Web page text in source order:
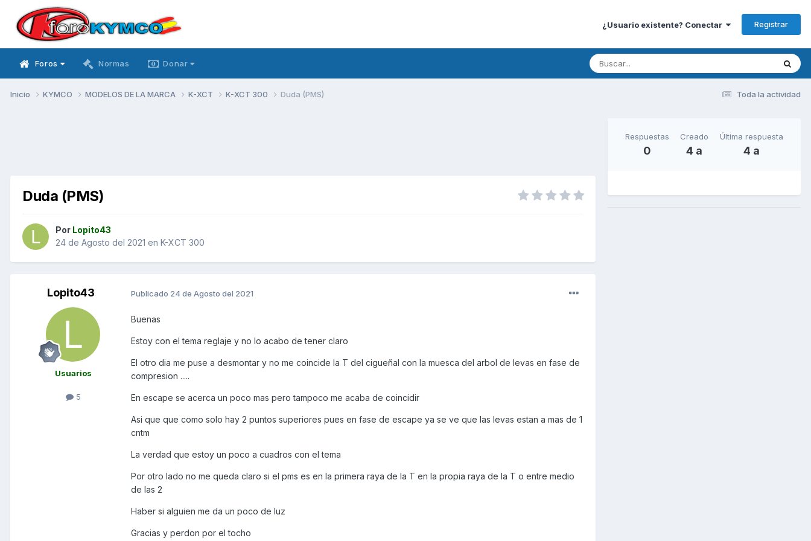
¿Usuario existente? Conectar Registrar
Foros Normas Donar
Toda la actividad
Inicio KYMCO MODELOS DE LA MARCA K-XCT K-XCT 300 Duda (PMS)
Duda (PMS)
Por Lopito43
24 de Agosto del 2021 en K-XCT 300
Lopito43
Usuarios
5
Publicado 24 de Agosto del 2021
Buenas
Estoy con el tema reglaje y no lo acabo de tener claro
El otro dia me puse a desmontar y no me coincide la T del cigueñal con la muesca del arbol de levas en fase de
compresion .....
En escape se acerca un poco mas pero tampoco me acaba de coincidir
Asi que que como solo hay 2 puntos superiores pues en fase de escape ya se ve que las levas estan a mas de 1
cntm
La verdad que estoy un poco a cuadros con el tema
Por otro lado no me queda claro si el pms es en la primera raya de la T en la propia raya de la T o entre medio
de las 2
Haber si alguien me da un poco de luz
Gracias y perdon por el tocho
Respuestas
0
Creado
4 a
Última respuesta
4 a